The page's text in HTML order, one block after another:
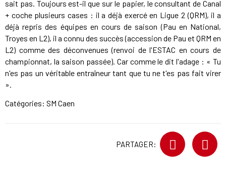
sait pas. Toujours est-il que sur le papier, le consultant de Canal
+ coche plusieurs cases : il a déjà exercé en Ligue 2 (QRM), il a
déjà repris des équipes en cours de saison (Pau en National,
Troyes en L2), il a connu des succès (accession de Pau et QRM en
L2) comme des déconvenues (renvoi de l'ESTAC en cours de
championnat, la saison passée). Car comme le dit l'adage : « Tu
n'es pas un véritable entraîneur tant que tu ne t'es pas fait virer
».
Catégories: SM Caen
PARTAGER: